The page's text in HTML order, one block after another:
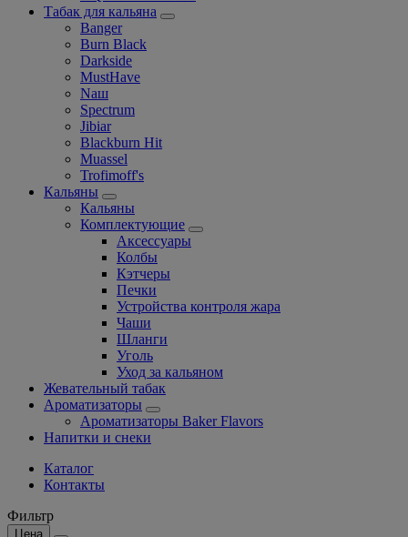
Табак для кальяна
Banger
Burn Black
Darkside
MustHave
Nаш
Spectrum
Jibiar
Blackburn Hit
Muassel
Trofimoff's
Кальяны
Кальяны
Комплектующие
Аксессуары
Колбы
Кэтчеры
Печки
Устройства контроля жара
Чаши
Шланги
Уголь
Уход за кальяном
Жевательный табак
Ароматизаторы
Ароматизаторы Baker Flavors
Напитки и снеки
Каталог
Контакты
Фильтр
Цена